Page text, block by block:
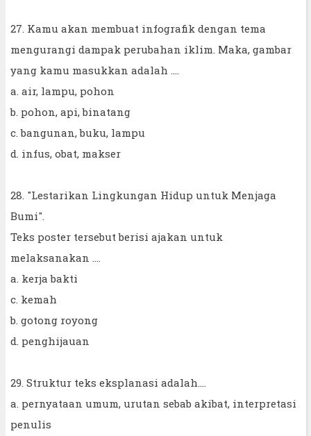
27. Kamu akan membuat infografik dengan tema
mengurangi dampak perubahan iklim. Maka, gambar
yang kamu masukkan adalah ....
a. air, lampu, pohon
b. pohon, api, binatang
c. bangunan, buku, lampu
d. infus, obat, makser
28. "Lestarikan Lingkungan Hidup untuk Menjaga
Bumi".
Teks poster tersebut berisi ajakan untuk
melaksanakan ....
a. kerja bakti
c. kemah
b. gotong royong
d. penghijauan
29. Struktur teks eksplanasi adalah....
a. pernyataan umum, urutan sebab akibat, interpretasi
penulis